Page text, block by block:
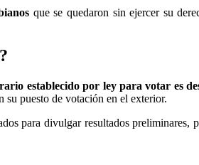
que se quedaron sin ejercer su
establecido por ley para votar es
su puesto de votación en el exterior.
para divulgar resultados preliminares,